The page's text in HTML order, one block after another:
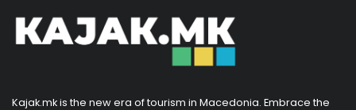
Kajak.mk is the new era of tourism in Macedonia. Embrace the